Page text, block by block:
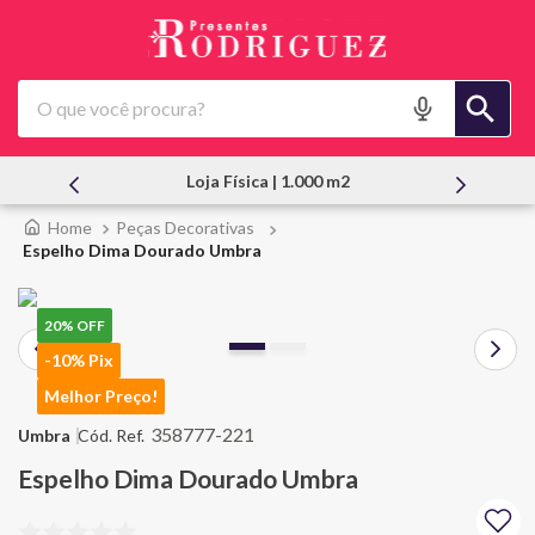
O que você procura?
Loja Física | 1.000 m2
Peças Decorativas
Espelho Dima Dourado Umbra
20% OFF
-10% Pix
Melhor Preço!
358777-221
Umbra
Espelho Dima Dourado Umbra